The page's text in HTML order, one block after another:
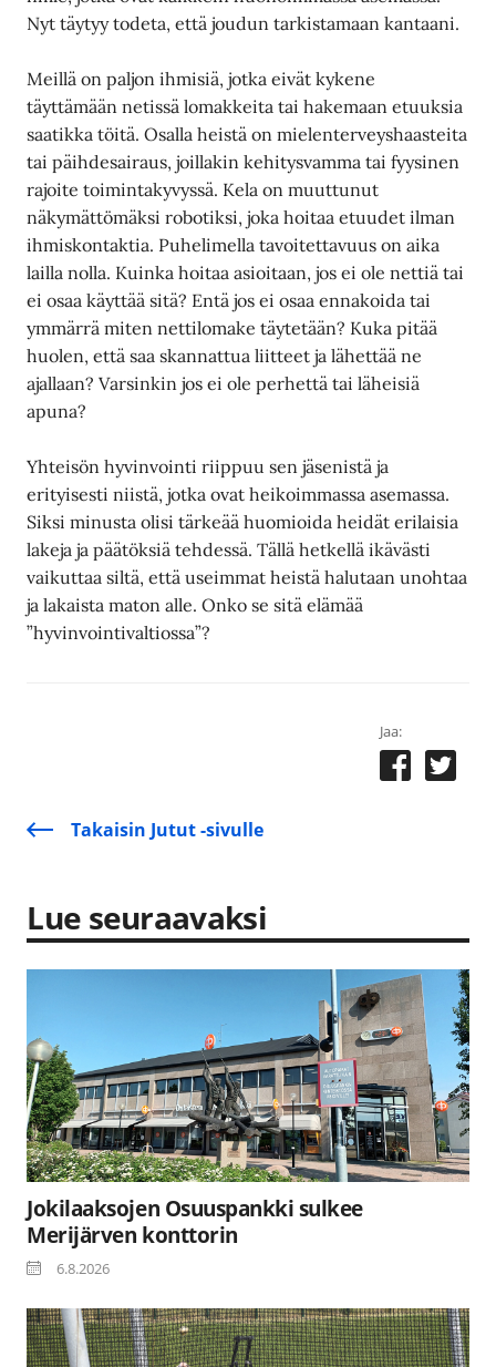
Nyt täytyy todeta, että joudun tarkistamaan kantaani.
Meillä on paljon ihmisiä, jotka eivät kykene
täyttämään netissä lomakkeita tai hakemaan etuuksia
saatikka töitä. Osalla heistä on mielenterveyshaasteita
tai päihdesairaus, joillakin kehitysvamma tai fyysinen
rajoite toimintakyvyssä. Kela on muuttunut
näkymättömäksi robotiksi, joka hoitaa etuudet ilman
ihmiskontaktia. Puhelimella tavoitettavuus on aika
lailla nolla. Kuinka hoitaa asioitaan, jos ei ole nettiä tai
ei osaa käyttää sitä? Entä jos ei osaa ennakoida tai
ymmärrä miten nettilomake täytetään? Kuka pitää
huolen, että saa skannattua liitteet ja lähettää ne
ajallaan? Varsinkin jos ei ole perhettä tai läheisiä
apuna?
Yhteisön hyvinvointi riippuu sen jäsenistä ja
erityisesti niistä, jotka ovat heikoimmassa asemassa.
Siksi minusta olisi tärkeää huomioida heidät erilaisia
lakeja ja päätöksiä tehdessä. Tällä hetkellä ikävästi
vaikuttaa siltä, että useimmat heistä halutaan unohtaa
ja lakaista maton alle. Onko se sitä elämää
”hyvinvointivaltiossa”?
Jaa:
Takaisin Jutut -sivulle
Lue seuraavaksi
Jokilaaksojen Osuuspankki sulkee
Merijärven konttorin
6.8.2026